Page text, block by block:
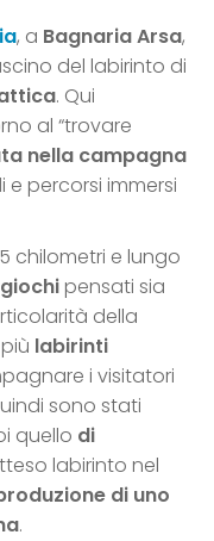
, a Bagnaria Arsa,
del labirinto di
. Qui
al “trovare
nella campagna
percorsi immersi
chilometri e lungo
pensati sia
della
labirinti
i visitatori
sono stati
quello di
labirinto nel
di uno
.